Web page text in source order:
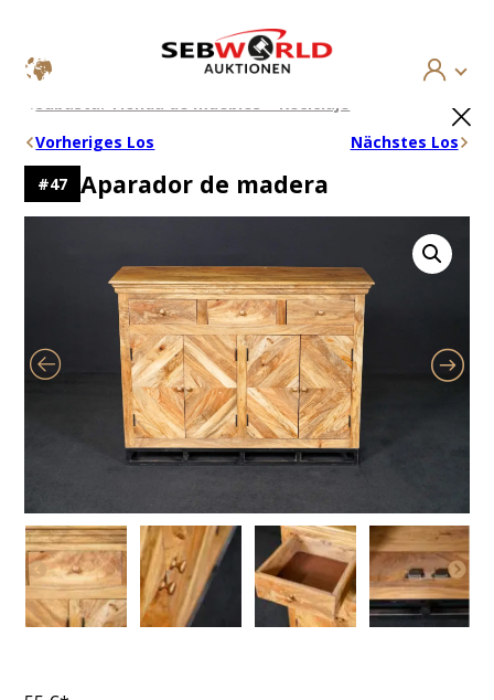
Saltar
contenido
Subasta: Tienda de muebles – Reciclaje
Vorheriges Los
Nächstes Los
#47 Aparador de madera
×